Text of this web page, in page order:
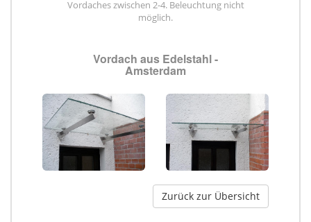
Vordaches zwischen 2-4. Beleuchtung nicht
möglich.
Vordach aus Edelstahl -
Amsterdam
Zurück zur Übersicht